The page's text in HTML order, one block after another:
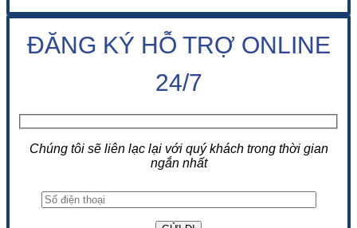
ĐĂNG KÝ HỖ TRỢ ONLINE
24/7
Chúng tôi sẽ liên lạc lại với quý khách trong thời gian
ngắn nhất